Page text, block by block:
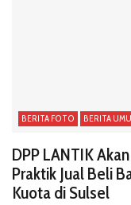
BERITA FOTO BERITA
DPP LANTIK
Praktik Jual Beli
Kuota di Sulsel